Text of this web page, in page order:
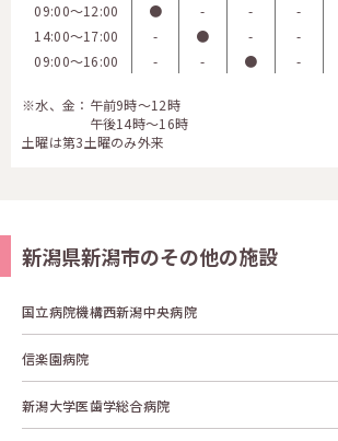
09:00〜12:00
● - - -
14:00〜17:00
- ● - -
09:00〜16:00
- - ● -
※水、金：午前9時～12時
午後14時～16時
土曜は第3土曜のみ外来
新潟県新潟市のその他の施設
国立病院機構西新潟中央病院
信楽園病院
新潟大学医歯学総合病院